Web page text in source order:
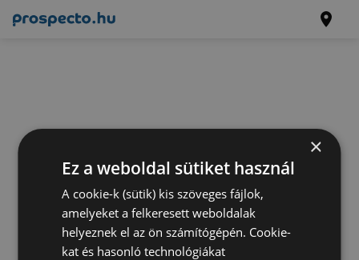
×
Ez a weboldal sütiket használ
A cookie-k (sütik) kis szöveges fájlok,
amelyeket a felkeresett weboldalak
helyeznek el az ön számítógépén. Cookie-
kat és hasonló technológiákat